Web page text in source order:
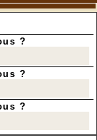
?
?
?